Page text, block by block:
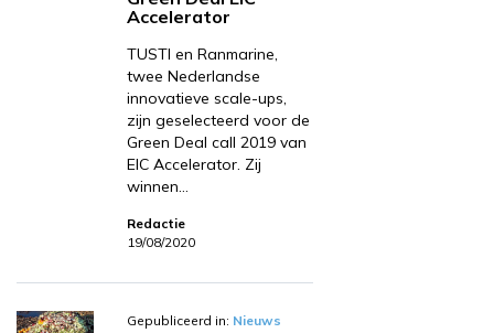
Accelerator
TUSTI en Ranmarine,
twee Nederlandse
innovatieve scale-ups,
zijn geselecteerd voor de
Green Deal call 2019 van
EIC Accelerator. Zij
winnen…
Redactie
19/08/2020
Gepubliceerd in: Nieuws